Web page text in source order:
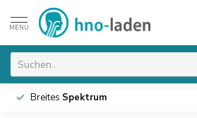
MENU
Breites Spektrum